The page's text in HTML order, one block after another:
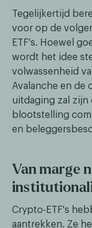
Tegelijkertijd
voor op de
ETF's. Hoewel
wordt het idee
volwassenheid
Avalanche en de
uitdaging zal
blootstelling
en
Van marge
Crypto-ETF's
aantrekken. Ze